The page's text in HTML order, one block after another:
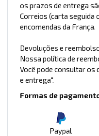
os prazos de entrega
Correios (carta seguida
encomendas da França.
Devoluções e
Nossa política de
Você pode consultar os
e entrega".
Formas de
Paypal